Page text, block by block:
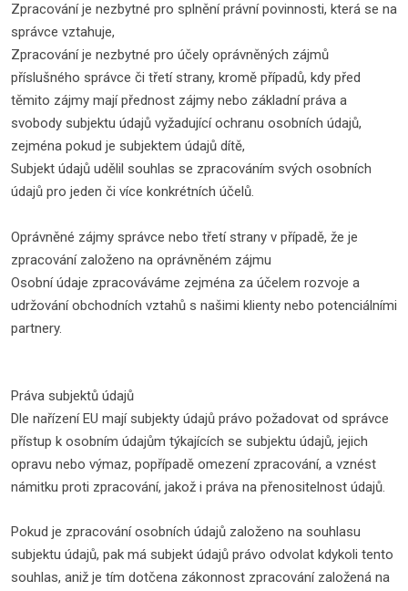
Zpracování je nezbytné pro splnění právní povinnosti, která se na
správce vztahuje,
Zpracování je nezbytné pro účely oprávněných zájmů
příslušného správce či třetí strany, kromě případů, kdy před
těmito zájmy mají přednost zájmy nebo základní práva a
svobody subjektu údajů vyžadující ochranu osobních údajů,
zejména pokud je subjektem údajů dítě,
Subjekt údajů udělil souhlas se zpracováním svých osobních
údajů pro jeden či více konkrétních účelů.
Oprávněné zájmy správce nebo třetí strany v případě, že je
zpracování založeno na oprávněném zájmu
Osobní údaje zpracováváme zejména za účelem rozvoje a
udržování obchodních vztahů s našimi klienty nebo potenciálními
partnery.
Práva subjektů údajů
Dle nařízení EU mají subjekty údajů právo požadovat od správce
přístup k osobním údajům týkajících se subjektu údajů, jejich
opravu nebo výmaz, popřípadě omezení zpracování, a vznést
námitku proti zpracování, jakož i práva na přenositelnost údajů.
Pokud je zpracování osobních údajů založeno na souhlasu
subjektu údajů, pak má subjekt údajů právo odvolat kdykoli tento
souhlas, aniž je tím dotčena zákonnost zpracování založená na